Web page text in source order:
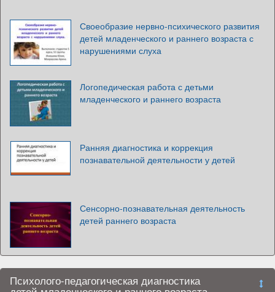
Своеобразие нервно-психического развития
детей младенческого и раннего возраста с
нарушениями слуха
Логопедическая работа с детьми
младенческого и раннего возраста
Ранняя диагностика и коррекция
познавательной деятельности у детей
Сенсорно-познавательная деятельность
детей раннего возраста
Психолого-педагогическая диагностика